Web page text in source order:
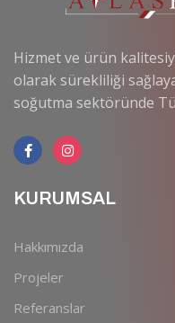
Hizmet ve ürün
olarak sürekliliği
soğutma sektöründe
KURUMSAL
Hakkımızda
Projeler
Referanslar